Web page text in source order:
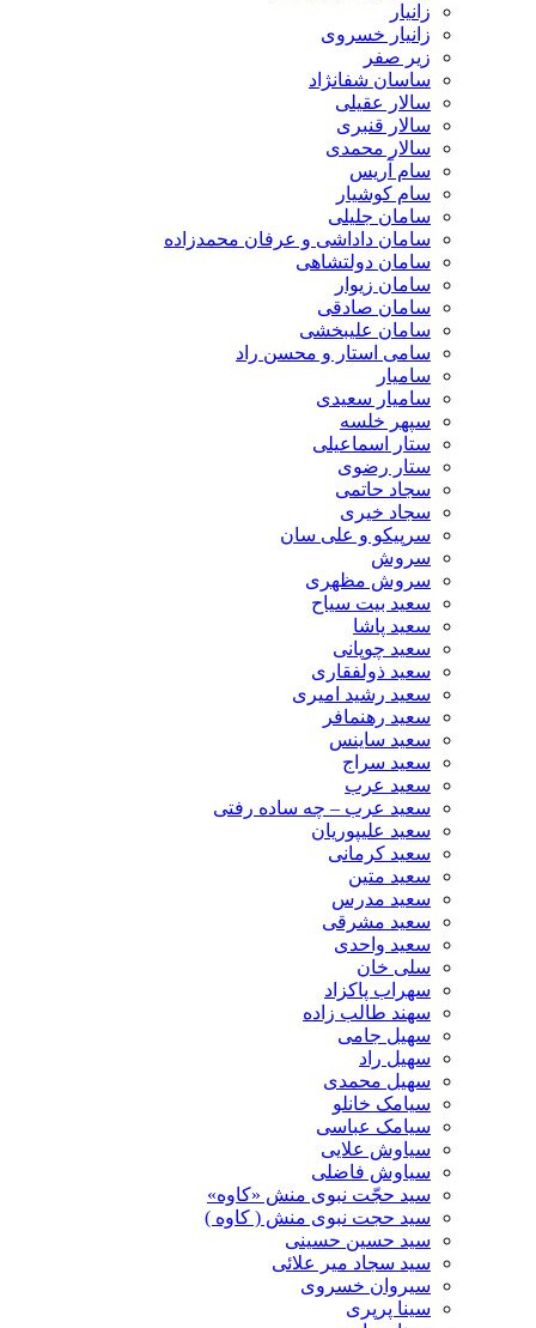
زانیار
زانیار خسروی
زیر صفر
ساسان شفانژاد
سالار عقیلی
سالار قنبری
سالار محمدی
سام آریس
سام کوشیار
سامان جلیلی
سامان داداشی و عرفان محمدزاده
سامان دولتشاهی
سامان زیوار
سامان صادقی
سامان علیبخشی
سامی استار و محسن راد
سامیار
سامیار سعیدی
سپهر خلسه
ستار اسماعیلی
ستار رضوی
سجاد حاتمی
سجاد خیری
سرپیکو و علی سان
سروش
سروش مظهری
سعید بیت سیاح
سعید پاشا
سعید چوپانی
سعید ذولفقاری
سعید رشید امیری
سعید رهنمافر
سعید ساینس
سعید سراج
سعید عرب
سعید عرب – چه ساده رفتی
سعید علیپوریان
سعید کرمانی
سعید متین
سعید مدرس
سعید مشرقی
سعید واحدی
سلی خان
سهراب پاکزاد
سهند طالب زاده
سهیل جامی
سهیل راد
سهیل محمدی
سیامک خانلو
سیامک عباسی
سیاوش علایی
سیاوش فاضلی
سید حجّت نبوی منش «کاوه»
سید حجت نبوی منش ( کاوه )
سید حسین حسینى
سید سجاد میر علائی
سیروان خسروی
سینا پرپری